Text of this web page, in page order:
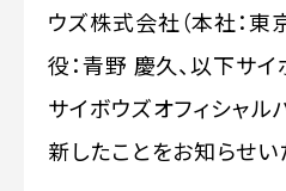
ウズ株式会社（本社：
役：青野 慶久、以下サイ
サイボウズオフィシャ
新したことをお知らせい